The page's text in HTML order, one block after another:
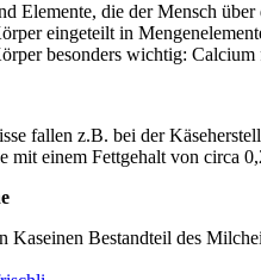
Elemente, die der Mensch
eingeteilt in
besonders wichtig:
fallen z.B. bei der
mit einem Fettgehalt von circa
Kaseinen Bestandteil des